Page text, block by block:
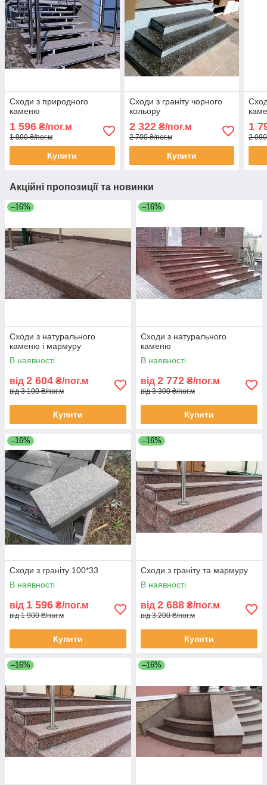
Сходи з природного
каменю
1 596 ₴/пог.м
1 900 ₴/пог.м
Купити
Сходи з граніту чорного
кольору
2 322₴/пог.м
2 700 ₴/пог.м
Купити
1
2
Акційні пропозиції та новинки
–16%
Сходи з натурального
каменю і мармуру
В наявності
від 2 604 ₴/пог.м
від 3 100 ₴/пог.м
Купити
–16%
Сходи з натурального
каменю
В наявності
від 2 772 ₴/пог.м
від 3 300 ₴/пог.м
Купити
–16%
Сходи з граніту 100*33
В наявності
від 1 596 ₴/пог.м
від 1 900 ₴/пог.м
Купити
–16%
Сходи з граніту та мармуру
В наявності
від 2 688 ₴/пог.м
від 3 200 ₴/пог.м
Купити
–16% –16%